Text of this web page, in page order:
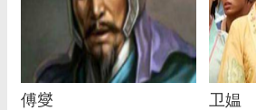
傅燮 卫媪